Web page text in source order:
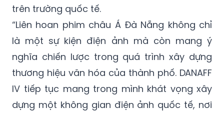
trên trường quốc tế.
“Liên hoan phim châu Á Đà Nẵng không chỉ
là một sự kiện điện ảnh mà còn mang ý
nghĩa chiến lược trong quá trình xây dựng
thương hiệu văn hóa của thành phố. DANAFF
IV tiếp tục mang trong mình khát vọng xây
dựng một không gian điện ảnh quốc tế, nơi